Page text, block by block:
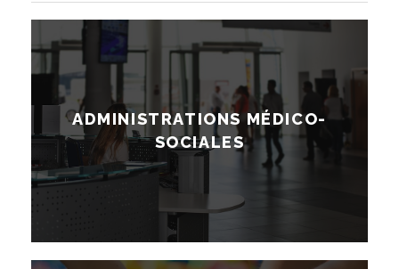
ADMINISTRATIONS MÉDICO-
SOCIALES